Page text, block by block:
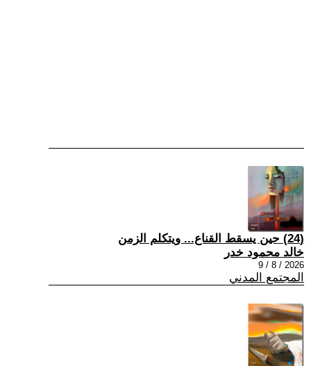
(24) حين يسقط القناع... ويتكلم الزمن
خالد محمود خدر
2026 / 8 / 9
المجتمع المدني